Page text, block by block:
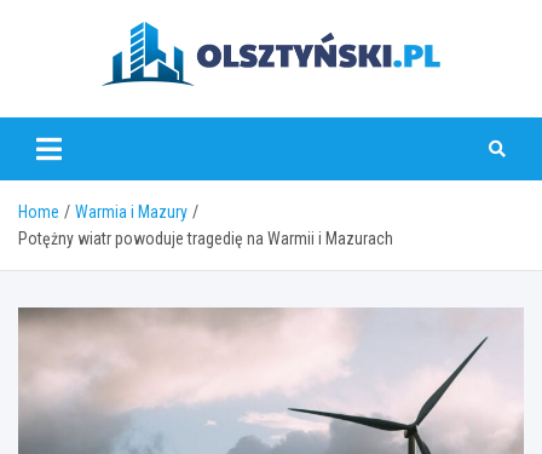
olsztynski.pl
Home
Warmia i Mazury
Potężny wiatr powoduje tragedię na Warmii i Mazurach